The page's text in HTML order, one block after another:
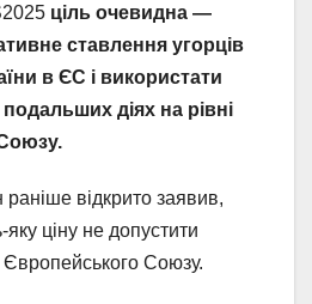
ціль очевидна —
ставлення угорців
в ЄС і використати
діях на рівні
відкрито заявив,
ціну не допустити
Європейського Союзу.